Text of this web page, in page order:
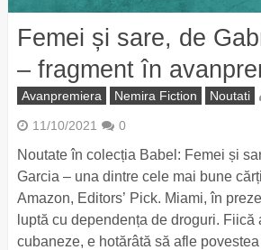
Femei și sare, de
– fragment în
Avanpremiera Nemira Fiction Noutati
11/10/2021 0
Noutate în colecția Babel: Femei și
Garcia – una dintre cele mai bune
Amazon, Editors’ Pick. Miami, în
luptă cu dependența de droguri. Fiică
cubaneze, e hotărâtă să afle